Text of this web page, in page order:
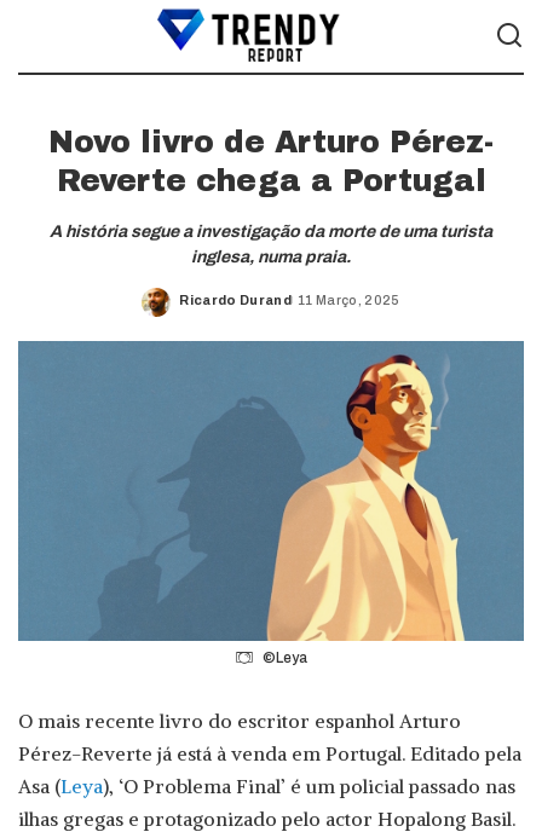
Novo livro de Arturo Pérez-
Reverte chega a Portugal
A história segue a investigação da morte de uma turista
inglesa, numa praia.
Posted
Ricardo Durand 11 Março, 2025
©Leya
O mais recente livro do escritor espanhol Arturo
Pérez-Reverte já está à venda em Portugal. Editado pela
Asa (Leya), ‘O Problema Final’ é um policial passado nas
ilhas gregas e protagonizado pelo actor Hopalong Basil.